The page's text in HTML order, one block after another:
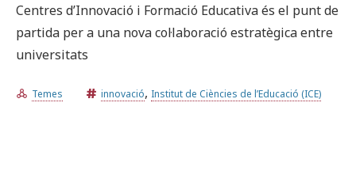
Centres d’Innovació i Formació Educativa és el punt de
partida per a una nova col·laboració estratègica entre
universitats
Temes innovació, Institut de Ciències de l’Educació (ICE)